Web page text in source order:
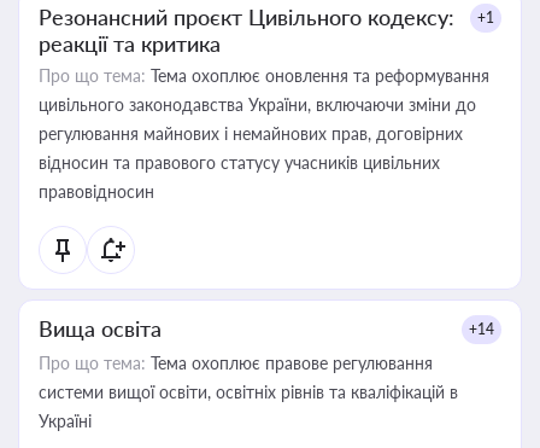
Резонансний проєкт Цивільного кодексу:
реакції та критика
+1
Про що тема: Тема охоплює оновлення та реформування
цивільного законодавства України, включаючи зміни до
регулювання майнових і немайнових прав, договірних
відносин та правового статусу учасників цивільних
правовідносин
Вища освіта +14
Про що тема: Тема охоплює правове регулювання
системи вищої освіти, освітніх рівнів та кваліфікацій в
Україні